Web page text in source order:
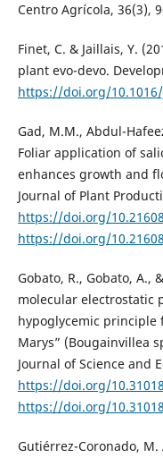
Centro Agrícola, 36(3),
Finet, C. & Jaillais, Y.
plant evo-devo.
https://doi.org/
Gad, M.M., Abdul-
Foliar application of
enhances growth and
Journal of Plant
https://doi.org/
https://doi.org/
Gobato, R., Gobato, A.,
molecular electrostatic
hypoglycemic
Marys” (Bougainvillea
Journal of Science and
https://doi.org/
https://doi.org/
Gutiérrez-Coronado, M.